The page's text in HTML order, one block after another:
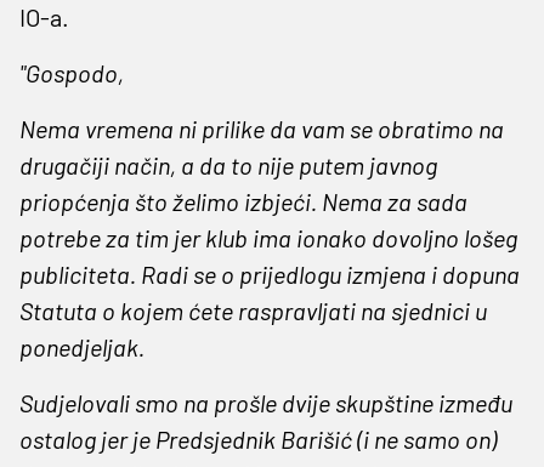
IO-a.
"Gospodo,
Nema vremena ni prilike da vam se obratimo na
drugačiji način, a da to nije putem javnog
priopćenja što želimo izbjeći. Nema za sada
potrebe za tim jer klub ima ionako dovoljno lošeg
publiciteta. Radi se o prijedlogu izmjena i dopuna
Statuta o kojem ćete raspravljati na sjednici u
ponedjeljak.
Sudjelovali smo na prošle dvije skupštine između
ostalog jer je Predsjednik Barišić (i ne samo on)